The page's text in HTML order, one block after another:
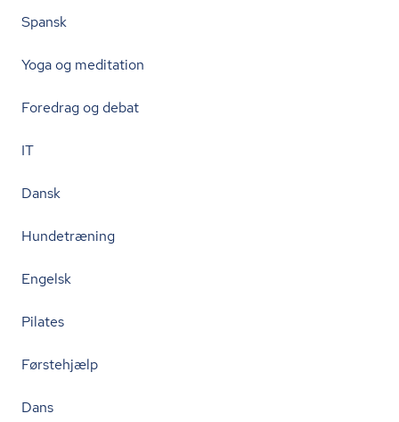
Spansk
Yoga og meditation
Foredrag og debat
IT
Dansk
Hundetræning
Engelsk
Pilates
Førstehjælp
Dans